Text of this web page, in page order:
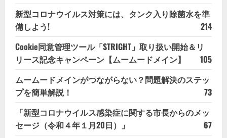
新型コロナウイルス対策には、タンク入り除菌水を準
備しよう!
214
Cookie同意管理ツール「STRIGHT」取り扱い開始＆リ
リース記念キャンペーン【ムームードメイン】
105
ムームードメインがつながらない？問題解決のステッ
プを簡単解説！
73
「新型コロナウイルス感染症に関する市長からのメッ
セージ（令和４年１月20日）」
67